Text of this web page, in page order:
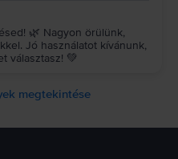
🌿 Nagyon örülünk,
Jó használatot kívánunk,
választasz! 💚
megtekintése